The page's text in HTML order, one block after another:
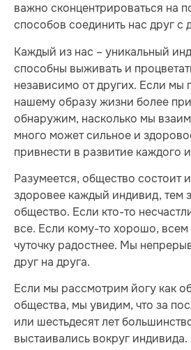
важно сконцентрироваться на
способов соединить нас друг с
Каждый из нас – уникальный
способны выживать и
независимо от других. Если мы
нашему образу жизни более
обнаружим, насколько мы
много может сильное и
привнести в развитие каждого
Разумеется, общество состоит
здоровее каждый индивид, тем
общество. Если кто-то
все. Если кому-то хорошо, всем
чуточку радостнее. Мы
друг на друга.
Если мы рассмотрим йогу как
общества, мы увидим, что за
или шестьдесят лет
выстаивались вокруг